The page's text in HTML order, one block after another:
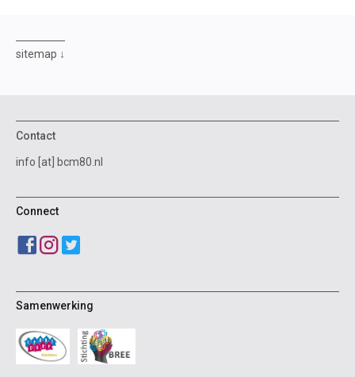
sitemap
Contact
info [at] bcm80.nl
Connect
Samenwerking